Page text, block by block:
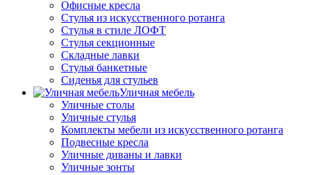
Офисные кресла
Стулья из искусственного ротанга
Стулья в стиле ЛОФТ
Стулья секционные
Складные лавки
Стулья банкетные
Сиденья для стульев
Уличная мебель
Уличные столы
Уличные стулья
Комплекты мебели из искусственного ротанга
Подвесные кресла
Уличные диваны и лавки
Уличные зонты